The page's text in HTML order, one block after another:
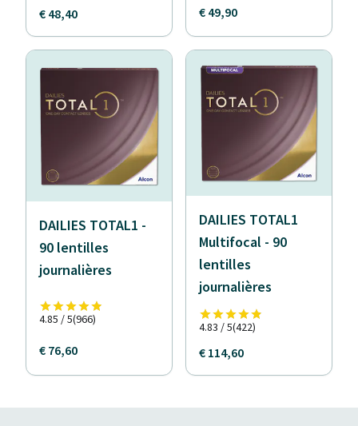
€ 48,40 € 49,90
DAILIES TOTAL1 -
90 lentilles
journalières
4.85 / 5(966)
€ 76,60
DAILIES TOTAL1
Multifocal - 90
lentilles
journalières
4.83 / 5(422)
€ 114,60